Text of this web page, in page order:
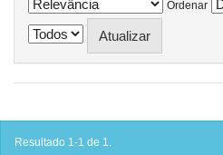
Ordenar
Resultado 1-1 de 1.